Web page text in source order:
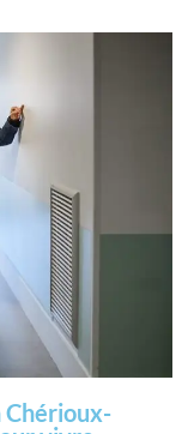
Chérioux-